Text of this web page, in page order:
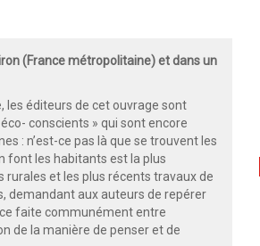
(France métropolitaine) et dans un
les éditeurs de cet ouvrage sont
conscients » qui sont encore
: n’est-ce pas là que se trouvent les
font les habitants est la plus
et les plus récents travaux de
demandant aux auteurs de repérer
faite communément entre
de la manière de penser et de